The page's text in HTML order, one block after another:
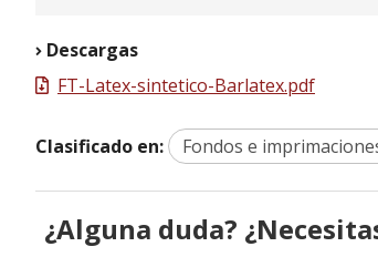
Descargas
FT-Latex-sintetico-Barlatex.pdf
Clasificado en: Fondos e
¿Alguna duda?